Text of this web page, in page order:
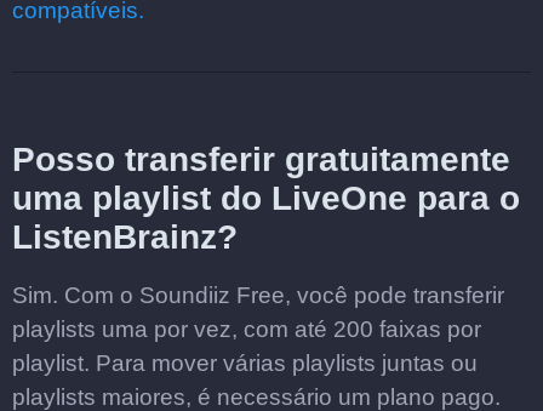
compatíveis.
Posso transferir gratuitamente
uma playlist do LiveOne para o
ListenBrainz?
Sim. Com o Soundiiz Free, você pode transferir
playlists uma por vez, com até 200 faixas por
playlist. Para mover várias playlists juntas ou
playlists maiores, é necessário um plano pago.